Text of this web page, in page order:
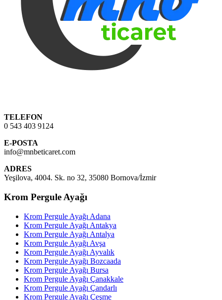
TELEFON
0 543 403 9124
E-POSTA
info@mnbeticaret.com
ADRES
Yeşilova, 4004. Sk. no 32, 35080 Bornova/İzmir
Krom Pergule Ayağı
Krom Pergule Ayağı Adana
Krom Pergule Ayağı Antakya
Krom Pergule Ayağı Antalya
Krom Pergule Ayağı Avşa
Krom Pergule Ayağı Ayvalık
Krom Pergule Ayağı Bozcaada
Krom Pergule Ayağı Bursa
Krom Pergule Ayağı Çanakkale
Krom Pergule Ayağı Çandarlı
Krom Pergule Ayağı Çeşme